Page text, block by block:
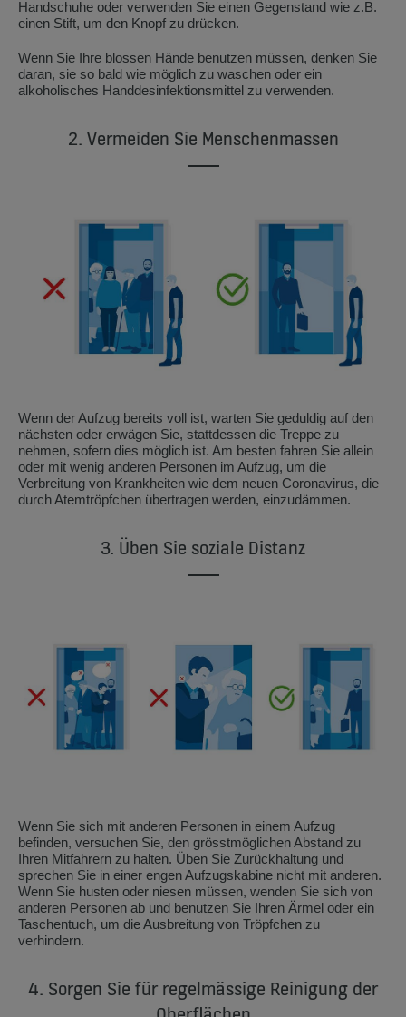
Handschuhe oder verwenden Sie einen Gegenstand wie z.B.
einen Stift, um den Knopf zu drücken.
Wenn Sie Ihre blossen Hände benutzen müssen, denken Sie
daran, sie so bald wie möglich zu waschen oder ein
alkoholisches Handdesinfektionsmittel zu verwenden.
2. Vermeiden Sie Menschenmassen
Wenn der Aufzug bereits voll ist, warten Sie geduldig auf den
nächsten oder erwägen Sie, stattdessen die Treppe zu
nehmen, sofern dies möglich ist. Am besten fahren Sie allein
oder mit wenig anderen Personen im Aufzug, um die
Verbreitung von Krankheiten wie dem neuen Coronavirus, die
durch Atemtröpfchen übertragen werden, einzudämmen.
3. Üben Sie soziale Distanz
Wenn Sie sich mit anderen Personen in einem Aufzug
befinden, versuchen Sie, den grösstmöglichen Abstand zu
Ihren Mitfahrern zu halten. Üben Sie Zurückhaltung und
sprechen Sie in einer engen Aufzugskabine nicht mit anderen.
Wenn Sie husten oder niesen müssen, wenden Sie sich von
anderen Personen ab und benutzen Sie Ihren Ärmel oder ein
Taschentuch, um die Ausbreitung von Tröpfchen zu
verhindern.
4. Sorgen Sie für regelmässige Reinigung der